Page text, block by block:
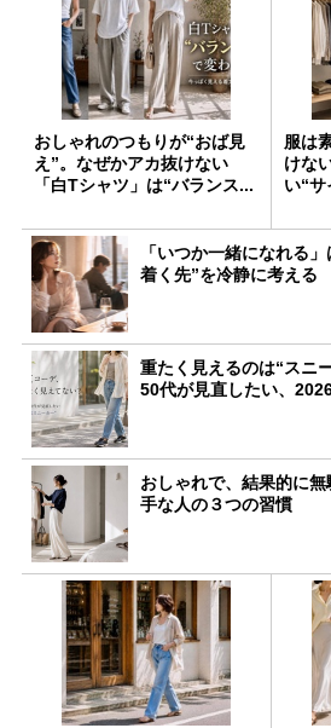
おしゃれのつもりが“おば見
え”。なぜかアカ抜けない
「白Tシャツ」は“バランス...
服は
けな
い“サ
「いつか一緒になれる
着く先”を冷静に考える
重たく見えるのは“スニ
50代が見直したい、
おしゃれで、結果的に
手な人の３つの習慣